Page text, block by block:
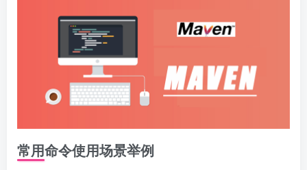
常用命令使用场景举例